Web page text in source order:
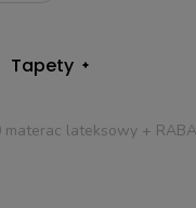
Tapety
materac lateksowy +